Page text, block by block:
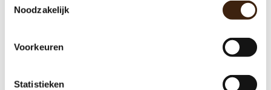
Noodzakelijk
Voorkeuren
Statistieken